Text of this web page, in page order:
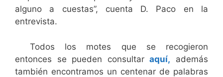
alguno a cuestas”, cuenta D. Paco en la
entrevista.
Todos los motes que se recogieron
entonces se pueden consultaraquí, además
también encontramos un centenar de palabras